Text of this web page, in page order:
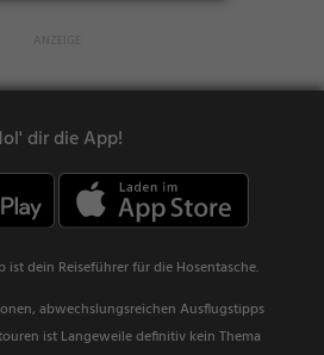
dir die App!
ist dein Reiseführer für die Hosentasche.
abwechslungsreichen Ausflugstipps
ist Langeweile definitiv kein Thema